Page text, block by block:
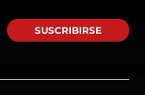
SUSCRIBIRSE